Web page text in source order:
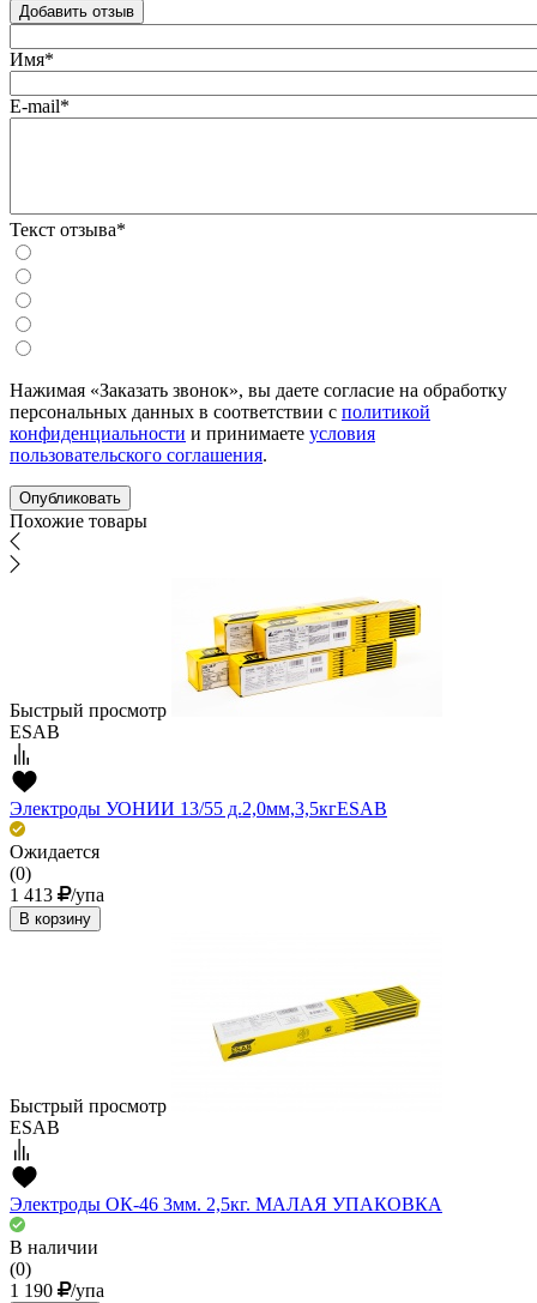
Добавить отзыв
Имя*
E-mail*
Текст отзыва*
Нажимая «Заказать звонок», вы даете согласие на обработку
персональных данных в соответствии с политикой
конфиденциальности и принимаете условия
пользовательского соглашения.
Похожие товары
Быстрый просмотр
ESAB
Электроды УОНИИ 13/55 д.2,0мм,3,5кгESAВ
Ожидается
(0)
1 413
/упа
В корзину
Быстрый просмотр
ESAB
Электроды ОК-46 3мм. 2,5кг. МАЛАЯ УПАКОВКА
В наличии
(0)
1 190
/упа